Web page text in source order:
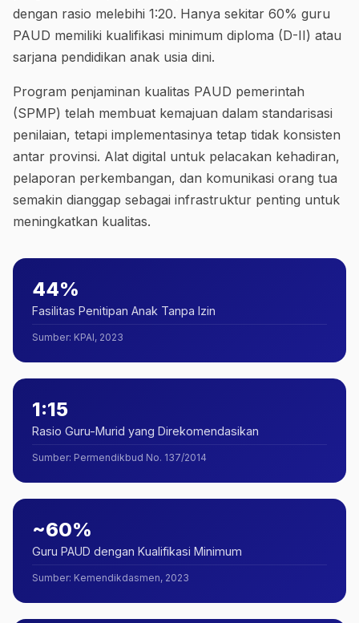
dengan rasio melebihi 1:20. Hanya sekitar 60% guru
PAUD memiliki kualifikasi minimum diploma (D-II) atau
sarjana pendidikan anak usia dini.
Program penjaminan kualitas PAUD pemerintah
(SPMP) telah membuat kemajuan dalam standarisasi
penilaian, tetapi implementasinya tetap tidak konsisten
antar provinsi. Alat digital untuk pelacakan kehadiran,
pelaporan perkembangan, dan komunikasi orang tua
semakin dianggap sebagai infrastruktur penting untuk
meningkatkan kualitas.
44%
Fasilitas Penitipan Anak Tanpa Izin
Sumber: KPAI, 2023
1:15
Rasio Guru-Murid yang Direkomendasikan
Sumber: Permendikbud No. 137/2014
~60%
Guru PAUD dengan Kualifikasi Minimum
Sumber: Kemendikdasmen, 2023